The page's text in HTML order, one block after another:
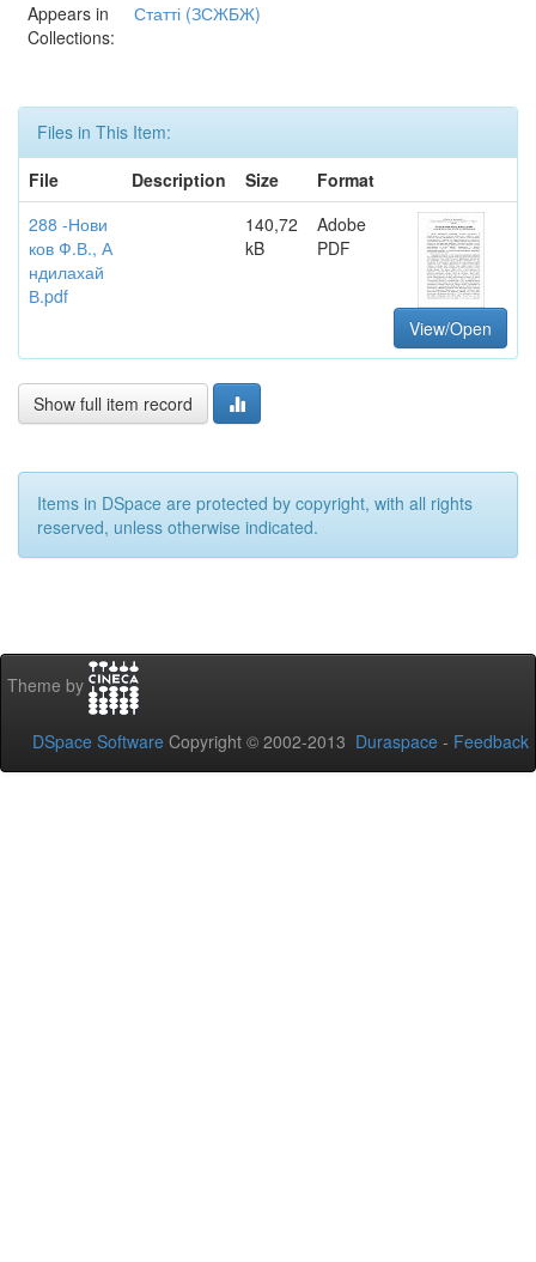
Appears in
Collections:
Статті (ЗСЖБЖ)
Files in This Item:
File
Description Size
Format
288 -Нови
ков Ф.В., А
ндилахай
В.pdf
140,72
kB
Adobe
PDF
View/Open
Show full item record
Items in DSpace are protected by copyright, with all rights
reserved, unless otherwise indicated.
Theme by
DSpace Software Copyright © 2002-2013 Duraspace - Feedback